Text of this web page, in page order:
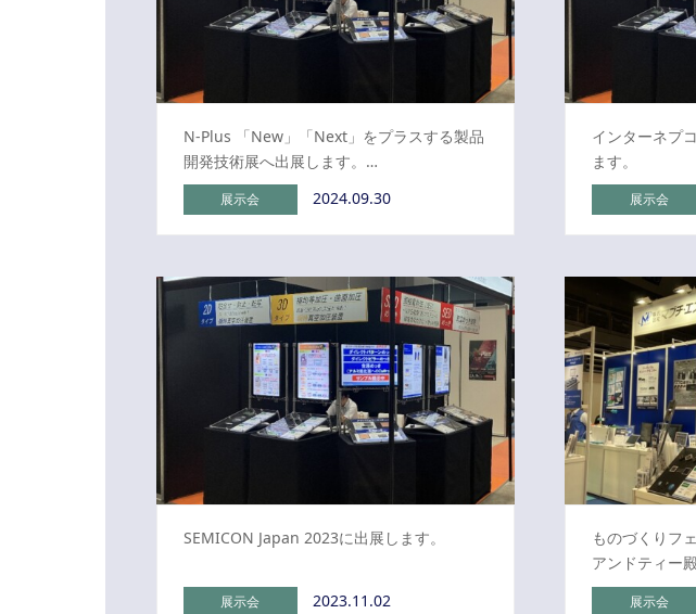
N-Plus 「New」「Next」をプラスする製品
開発技術展へ出展します。…
展示会 2024.09.30
インターネプ
ます。
展示会
SEMICON Japan 2023に出展します。
展示会 2023.11.02
ものづくりフ
アンドティー
展示会